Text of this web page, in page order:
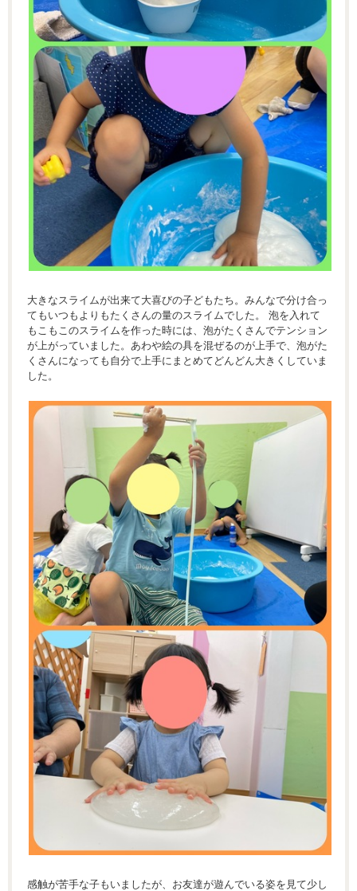
大きなスライムが出来て大喜びの子どもたち。みんなで分け合っ
てもいつもよりもたくさんの量のスライムでした。 泡を入れて
もこもこのスライムを作った時には、泡がたくさんでテンション
が上がっていました。あわや絵の具を混ぜるのが上手で、泡がた
くさんになっても自分で上手にまとめてどんどん大きくしていま
した。
感触が苦手な子もいましたが、お友達が遊んでいる姿を見て少し